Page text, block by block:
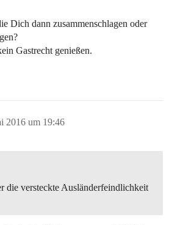
Dich dann zusammenschlagen oder
Gastrecht genießen.
2016 um 19:46
die versteckte Ausländerfeindlichkeit